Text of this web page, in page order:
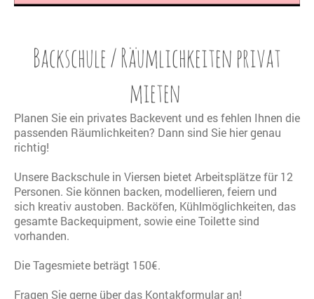
Backschule / Räumlichkeiten privat
mieten
Planen Sie ein privates Backevent und es fehlen Ihnen die
passenden Räumlichkeiten? Dann sind Sie hier genau
richtig!
Unsere Backschule in Viersen bietet Arbeitsplätze für 12
Personen. Sie können backen, modellieren, feiern und
sich kreativ austoben. Backöfen, Kühlmöglichkeiten, das
gesamte Backequipment, sowie eine Toilette sind
vorhanden.
Die Tagesmiete beträgt 150€.
Fragen Sie gerne über das Kontakformular an!